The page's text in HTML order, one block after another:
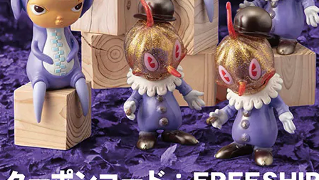
RELATED ITEMS